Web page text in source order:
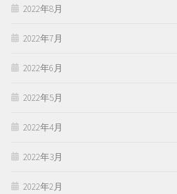
2022年8月
2022年7月
2022年6月
2022年5月
2022年4月
2022年3月
2022年2月